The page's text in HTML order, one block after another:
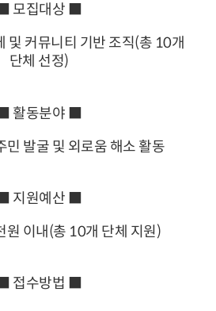
■ 모집대상 ■
및 커뮤니티 기반 조직(총 10개
단체 선정)
■ 활동분야 ■
민 발굴 및 외로움 해소 활동
■ 지원예산 ■
원 이내(총 10개 단체 지원)
접수방법 ■